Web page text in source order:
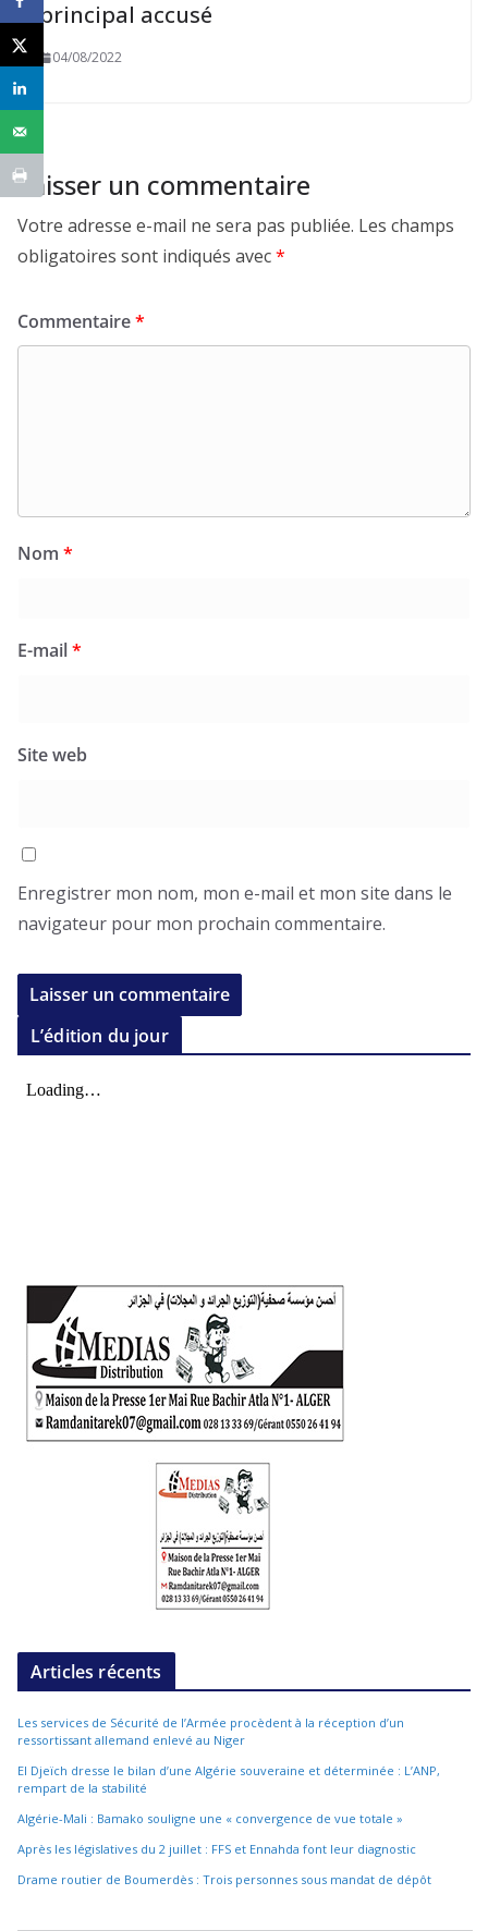
principal accusé
04/08/2022
Laisser un commentaire
Votre adresse e-mail ne sera pas publiée. Les champs
obligatoires sont indiqués avec*
Commentaire*
Nom *
E-mail*
Site web
Enregistrer mon nom, mon e-mail et mon site dans le
navigateur pour mon prochain commentaire.
L’édition du jour
Articles récents
Les services de Sécurité de l’Armée procèdent à la réception d’un
ressortissant allemand enlevé au Niger
El Djeïch dresse le bilan d’une Algérie souveraine et déterminée : L’ANP,
rempart de la stabilité
Algérie-Mali : Bamako souligne une « convergence de vue totale »
Après les législatives du 2 juillet : FFS et Ennahda font leur diagnostic
Drame routier de Boumerdès : Trois personnes sous mandat de dépôt